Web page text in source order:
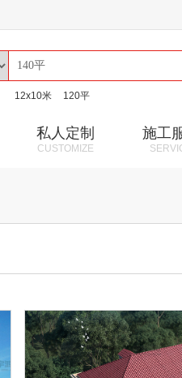
12x10米 120平
私人定制
CUSTOMIZE
施工